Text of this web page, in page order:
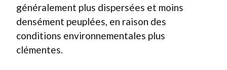
généralement plus dispersées et moins
densément peuplées, en raison des
conditions environnementales plus
clémentes.